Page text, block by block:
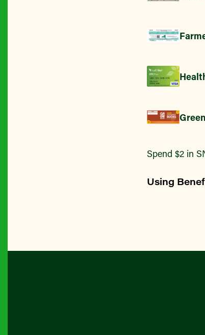
Spend $2 in
Using